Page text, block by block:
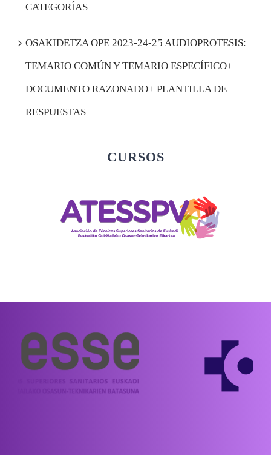
CATEGORÍAS
OSAKIDETZA OPE 2023-24-25 AUDIOPROTESIS:
TEMARIO COMÚN Y TEMARIO ESPECÍFICO+
DOCUMENTO RAZONADO+ PLANTILLA DE
RESPUESTAS
CURSOS